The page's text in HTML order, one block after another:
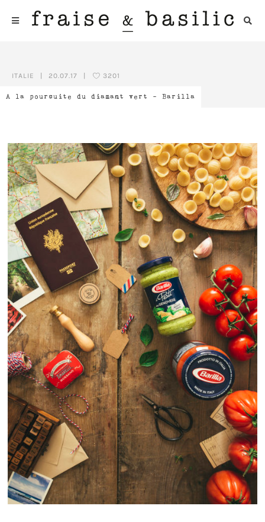
A la poursuite du diamant vert – Barilla
ITALIE 20.07.17 3201